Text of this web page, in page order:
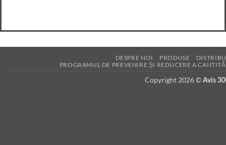
DESPRE NOI PRODUSE
PROGRAMUL DE PREVENIRE ȘI REDUCERE A
Copyright 2026 © Avis